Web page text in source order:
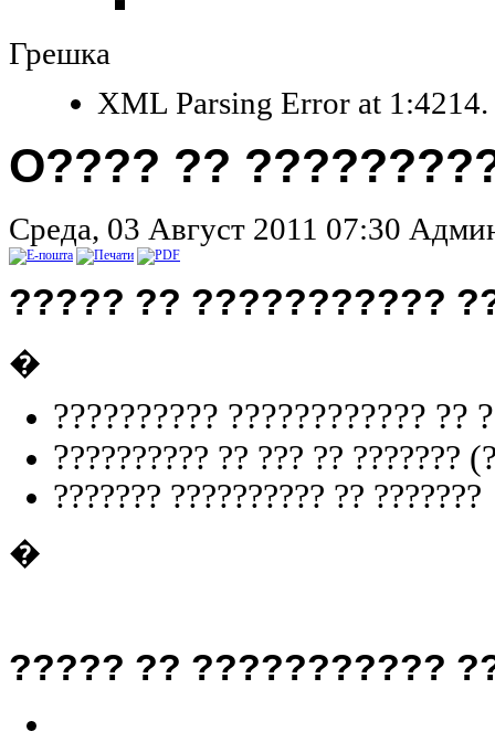
Грешка
XML Parsing Error at
O???? ??
Среда, 03 Август 2011 07:30
????? ?? ???????????
�
?????????? ????????????
?????????? ?? ??? ??
??????? ?????????? ?? ???????
�
????? ?? ???????????